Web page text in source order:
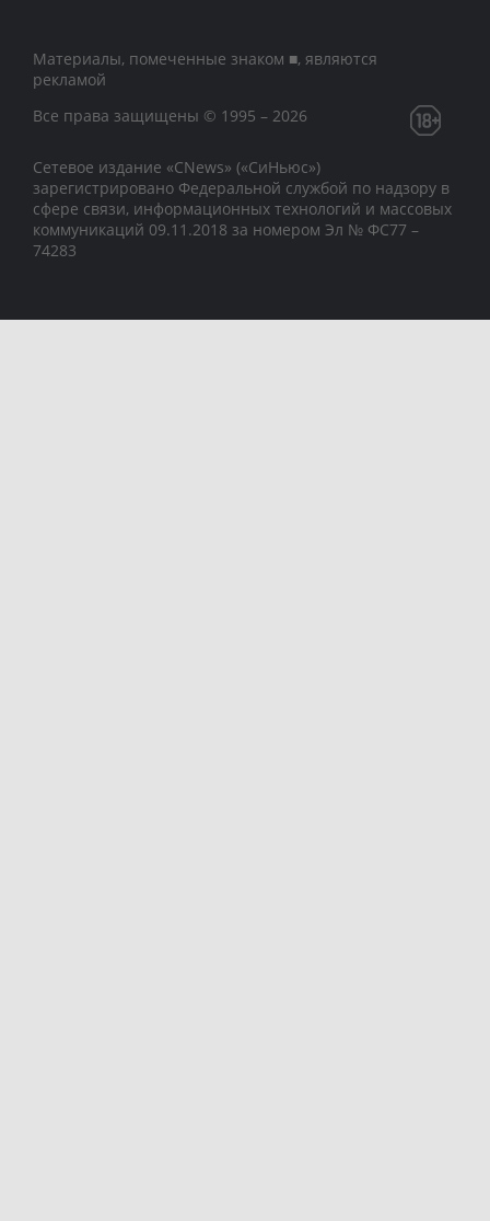
Материалы, помеченные знаком ■, являются
рекламой
Все права защищены © 1995 – 2026
Сетевое издание «CNews» («СиНьюс»)
зарегистрировано Федеральной службой по надзору в
сфере связи, информационных технологий и массовых
коммуникаций 09.11.2018 за номером Эл № ФС77 –
74283